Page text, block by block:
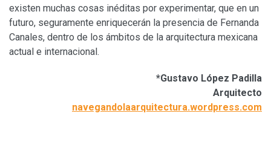
existen muchas cosas inéditas por experimentar, que en un
futuro, seguramente enriquecerán la presencia de Fernanda
Canales, dentro de los ámbitos de la arquitectura mexicana
actual e internacional.
*Gustavo López Padilla
Arquitecto
navegandolaarquitectura.wordpress.com